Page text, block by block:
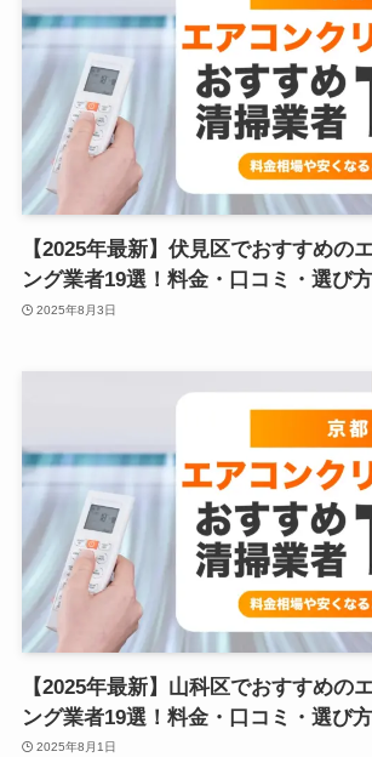
【2025年最新】伏見区でおすすめの
ング業者19選！料金・口コミ・選び
2025年8月3日
【2025年最新】山科区でおすすめの
ング業者19選！料金・口コミ・選び
2025年8月1日